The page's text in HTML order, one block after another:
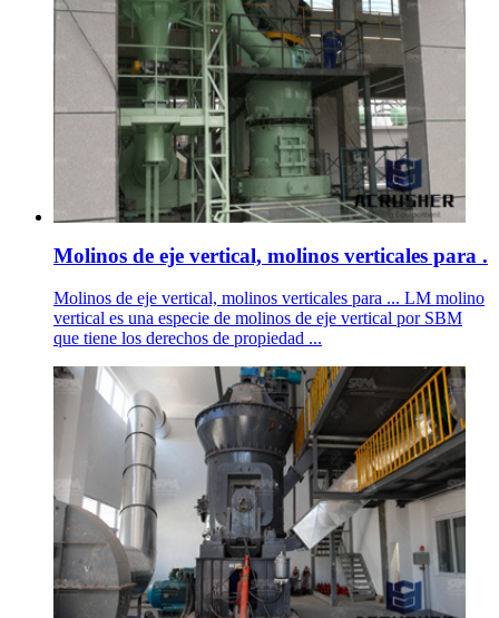
Molinos de eje vertical, molinos verticales para .
Molinos de eje vertical, molinos verticales para ... LM molino
vertical es una especie de molinos de eje vertical por SBM
que tiene los derechos de propiedad ...